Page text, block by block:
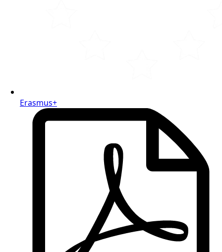
Erasmus+